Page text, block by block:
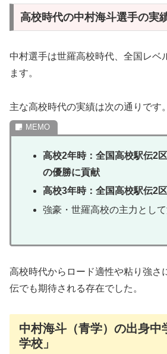
高校時代の中村海斗選手の実
中村選手は世羅高校時代、全国レベ
ます。
主な高校時代の実績は次の通りです。
高校2年時：全国高校駅伝2
の優勝に貢献
高校3年時：全国高校駅伝2
強豪・世羅高校の主力とし
高校時代からロード適性や粘り強さ
伝でも期待される存在でした。
中村海斗（青学）の出身中
学校」